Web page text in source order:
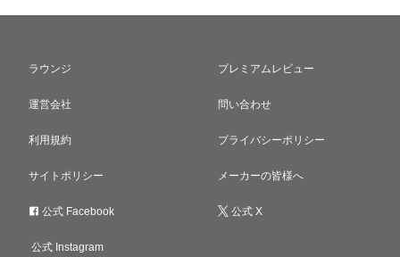
ラウンジ プレミアムレビュー
運営会社 問い合わせ
利用規約 プライバシーポリシー
サイトポリシー メーカーの皆様へ
公式 Facebook 公式 X
公式 Instagram